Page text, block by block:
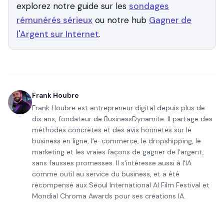
explorez notre guide sur les sondages
rémunérés sérieux ou notre hub Gagner de
l'Argent sur Internet.
Frank Houbre
Frank Houbre est entrepreneur digital depuis plus de
dix ans, fondateur de BusinessDynamite. Il partage des
méthodes concrètes et des avis honnêtes sur le
business en ligne, l'e-commerce, le dropshipping, le
marketing et les vraies façons de gagner de l'argent,
sans fausses promesses. Il s'intéresse aussi à l'IA
comme outil au service du business, et a été
récompensé aux Seoul International AI Film Festival et
Mondial Chroma Awards pour ses créations IA.